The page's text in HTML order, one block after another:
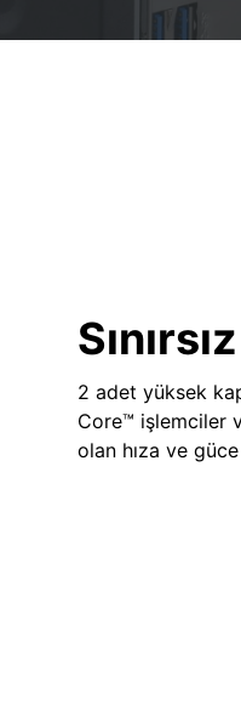
2 adet yüksek
Core™ işlemciler
olan hıza ve